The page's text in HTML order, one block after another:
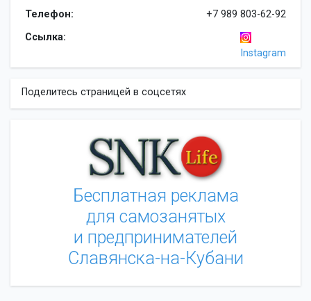
Телефон:
+7 989 803-62-92
Ссылка:
Instagram
Поделитесь страницей в соцсетях
Бесплатная реклама
для самозанятых
и предпринимателей
Славянска-на-Кубани